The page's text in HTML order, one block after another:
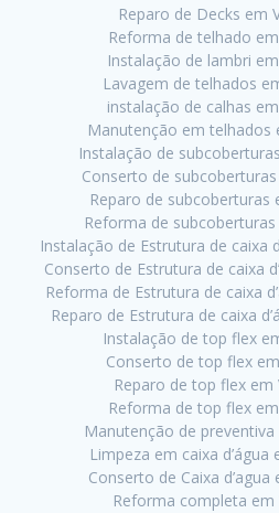
Reparo de Decks em
Reforma de telhado
Instalação de lambri
Lavagem de telhados
instalação de calhas
Manutenção em telhados
Instalação de
Conserto de
Reparo de subcoberturas
Reforma de
Instalação de Estrutura de caixa
Conserto de Estrutura de caixa
Reforma de Estrutura de caixa
Reparo de Estrutura de caixa
Instalação de top flex
Conserto de top flex
Reparo de top flex em
Reforma de top flex
Manutenção de preventiva
Limpeza em caixa d’água
Conserto de Caixa d’agua
Reforma completa em